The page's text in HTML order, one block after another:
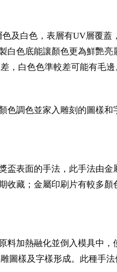
及白色，表層有UV層覆
白色底能讓顏色更為鮮艷
，白色色準較差可能有毛邊
調色並家入雕刻的圖樣
表面的手法，此手法由
藏；金屬印刷片有較多
加熱融化並倒入模具中
圖樣及字樣形成。此種手